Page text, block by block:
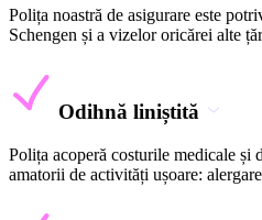
Polița noastră de asigurare este
Schengen și a vizelor oricărei alte
Odihnă liniștită
Polița acoperă costurile medicale și
amatorii de activități ușoare: